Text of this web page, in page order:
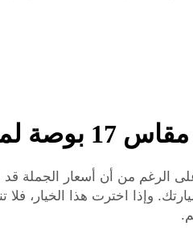
الرغم من أن أسعار الجملة